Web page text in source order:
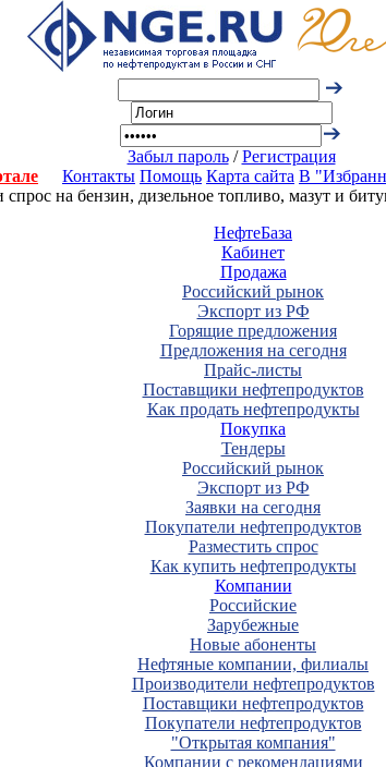
Забыл пароль/Регистрация
Контакты Помощь Карта сайта В
на бензин, дизельное топливо, мазут и
НефтеБаза
Кабинет
Продажа
Российский рынок
Экспорт из РФ
Горящие предложения
Предложения на сегодня
Прайс-листы
Поставщики нефтепродуктов
Как продать нефтепродукты
Покупка
Тендеры
Российский рынок
Экспорт из РФ
Заявки на сегодня
Покупатели нефтепродуктов
Разместить спрос
Как купить нефтепродукты
Компании
Российские
Зарубежные
Новые абоненты
Нефтяные компании, филиалы
Производители нефтепродуктов
Поставщики нефтепродуктов
Покупатели нефтепродуктов
"Открытая компания"
Компании с рекомендациями